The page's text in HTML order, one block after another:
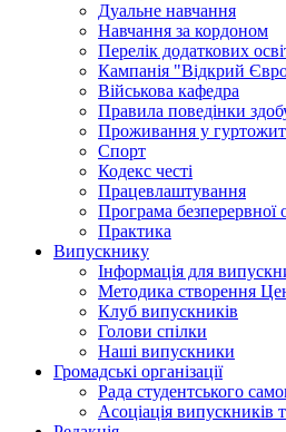
Дуальне навчання
Навчання за кордоном
Перелік додаткових
Кампанія "Відкрий
Військова кафедра
Правила поведінки
Проживання у
Спорт
Кодекс честі
Працевлаштування
Програма безперервної
Практика
Випускнику
Інформація для
Методика створення
Клуб випускників
Голови спілки
Наші випускники
Громадські організації
Рада студентського
Асоціація випускників